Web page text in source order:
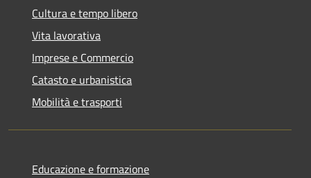
Cultura e tempo libero
Vita lavorativa
Imprese e Commercio
Catasto e urbanistica
Mobilità e trasporti
Educazione e formazione